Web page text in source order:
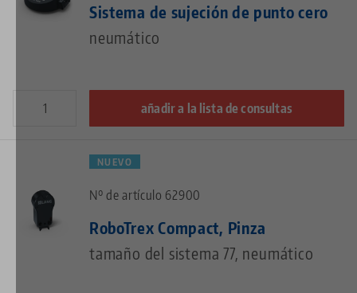
Sistema de sujeción de punto cero
neumático
añadir a la lista de consultas
NUEVO
Nº de artículo 62900
RoboTrex Compact, Pinza
tamaño del sistema 77, neumático